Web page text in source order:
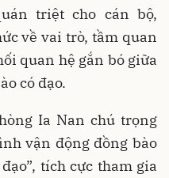
triệt cho cán bộ,
về vai trò, tầm quan
quan hệ gắn bó giữa
có đạo.
Ia Nan chú trọng
vận động đồng bào
tích cực tham gia